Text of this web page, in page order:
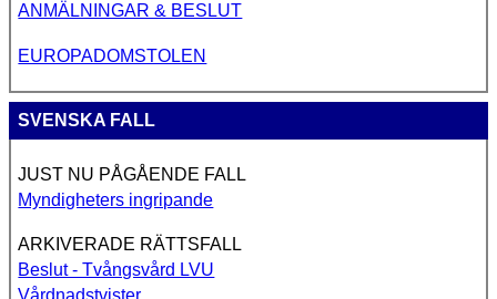
ANMÄLNINGAR & BESLUT
EUROPADOMSTOLEN
SVENSKA FALL
JUST NU PÅGÅENDE FALL
Myndigheters ingripande
ARKIVERADE RÄTTSFALL
Beslut - Tvångsvård LVU
Vårdnadstvister